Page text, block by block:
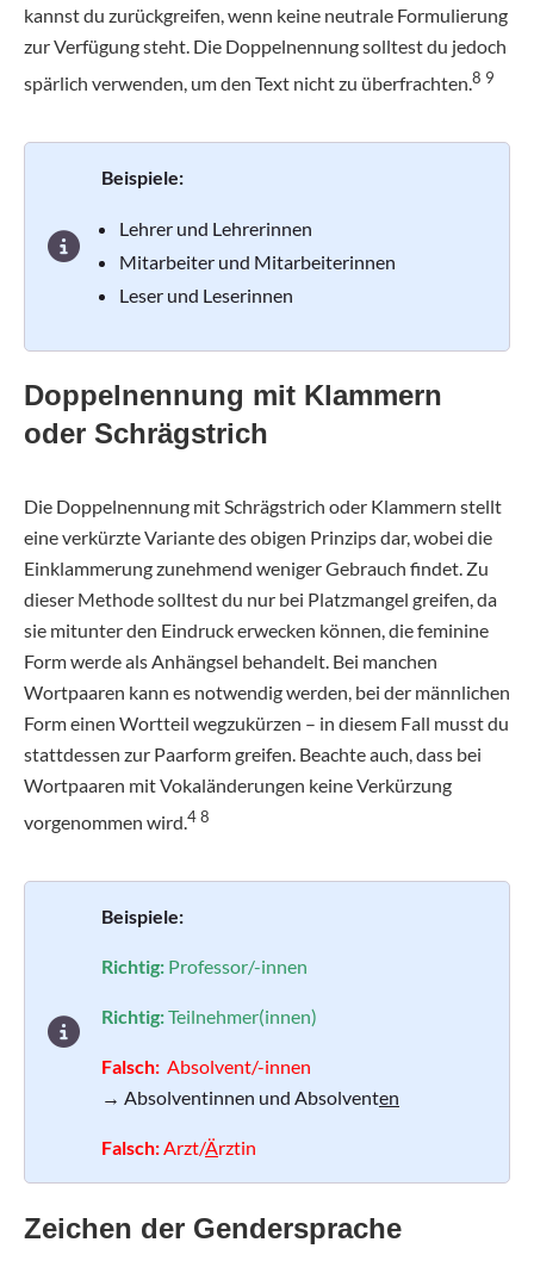
kannst du zurückgreifen, wenn keine neutrale Formulierung
zur Verfügung steht. Die Doppelnennung solltest du jedoch
spärlich verwenden, um den Text nicht zu überfrachten.8 9
Beispiele:
Lehrer und Lehrerinnen
Mitarbeiter und Mitarbeiterinnen
Leser und Leserinnen
Doppelnennung mit Klammern
oder Schrägstrich
Die Doppelnennung mit Schrägstrich oder Klammern stellt
eine verkürzte Variante des obigen Prinzips dar, wobei die
Einklammerung zunehmend weniger Gebrauch findet. Zu
dieser Methode solltest du nur bei Platzmangel greifen, da
sie mitunter den Eindruck erwecken können, die feminine
Form werde als Anhängsel behandelt. Bei manchen
Wortpaaren kann es notwendig werden, bei der männlichen
Form einen Wortteil wegzukürzen – in diesem Fall musst du
stattdessen zur Paarform greifen. Beachte auch, dass bei
Wortpaaren mit Vokaländerungen keine Verkürzung
vorgenommen wird.4 8
Beispiele:
Richtig: Professor/-innen
Richtig:Teilnehmer(innen)
Falsch: Absolvent/-innen
→ Absolventinnen und Absolventen
Falsch: Arzt/Ärztin
Zeichen der Gendersprache